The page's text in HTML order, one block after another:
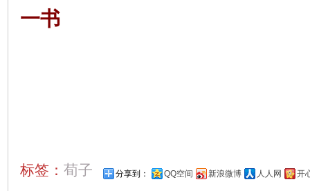
一书
标签： 荀子 分享到： QQ空间 新浪微博 人人网 开